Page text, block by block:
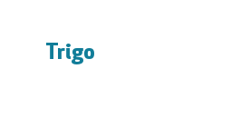
Trigo